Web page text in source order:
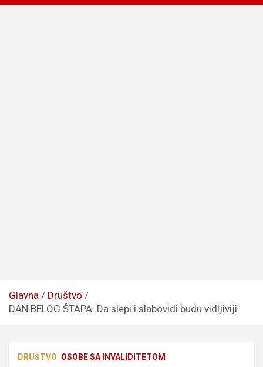
Glavna
Društvo
DAN BELOG ŠTAPA: Da slepi i slabovidi budu vidljiviji
DRUŠTVO OSOBE SA INVALIDITETOM